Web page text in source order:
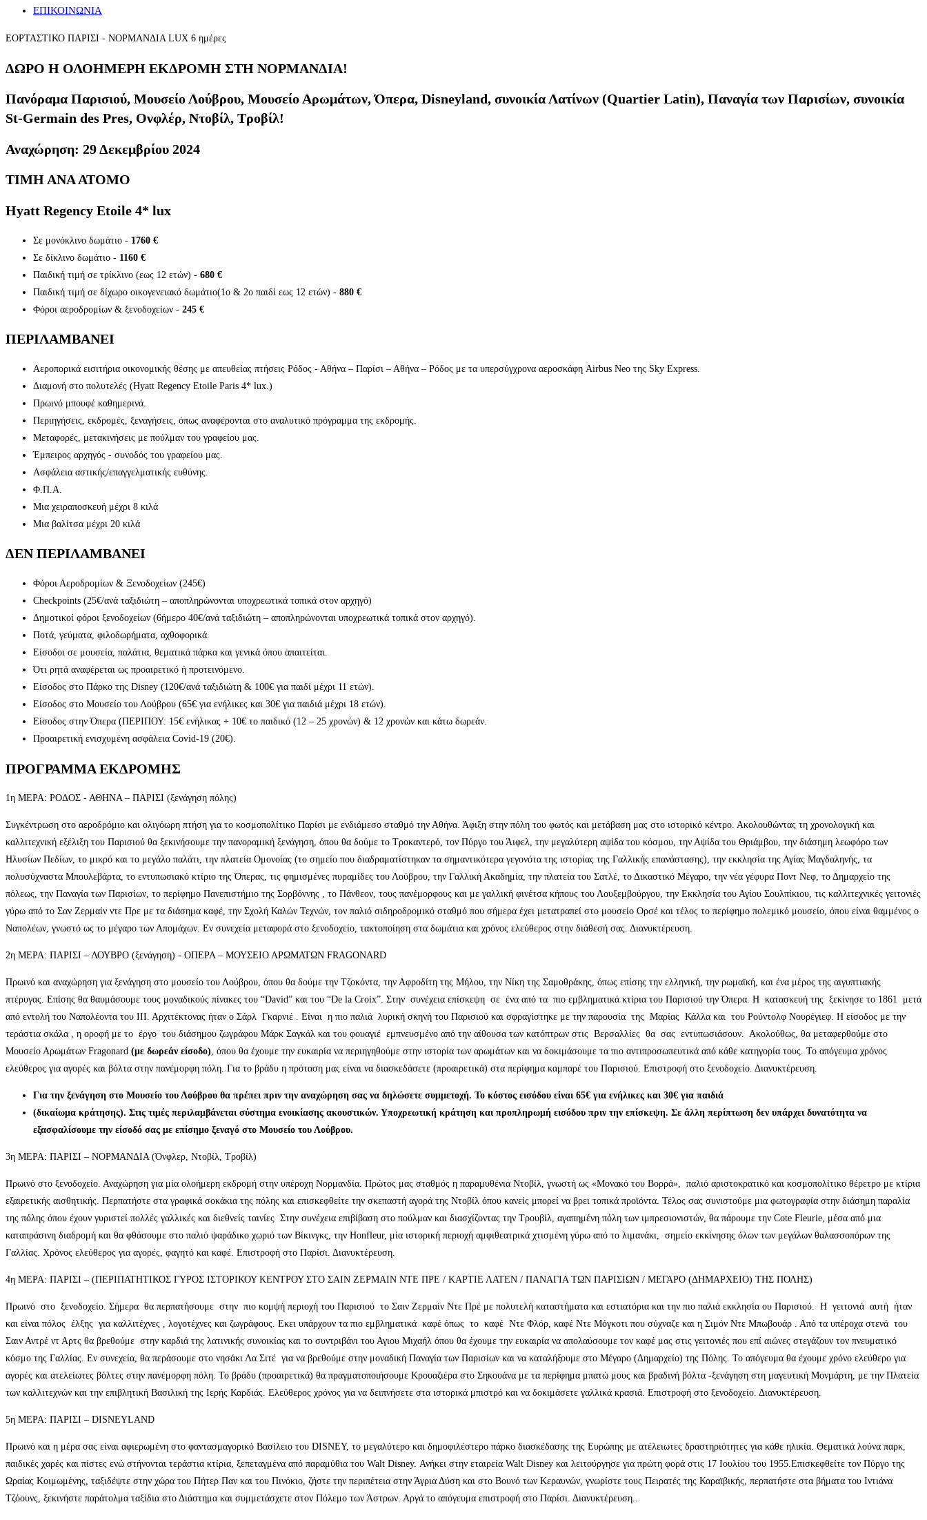
ΕΠΙΚΟΙΝΩΝΙΑ
ΕΟΡΤΑΣΤΙΚΟ ΠΑΡΙΣΙ - ΝΟΡΜΑΝΔΙΑ LUX 6 ημέρες
ΔΩΡΟ Η ΟΛΟΗΜΕΡΗ ΕΚΔΡΟΜΗ ΣΤΗ ΝΟΡΜΑΝΔΙΑ!
Πανόραμα Παρισιού, Mουσείο Λούβρου, Μουσείο Αρωμάτων, Όπερα, Disneyland, συνοικία Λατίνων (Quartier Latin), Παναγία των Παρισίων, συνοικία
St-Germain des Pres, Ονφλέρ, Ντοβίλ, Tροβίλ!
Αναχώρηση: 29 Δεκεμβρίου 2024
ΤΙΜΗ ΑΝΑ ΑΤΟΜΟ
Hyatt Regency Etoile 4* lux
Σε μονόκλινο δωμάτιο - 1760 €
Σε δίκλινο δωμάτιο - 1160 €
Παιδική τιμή σε τρίκλινο (εως 12 ετών) - 680 €
Παιδική τιμή σε δίχωρο οικογενειακό δωμάτιο(1ο & 2ο παιδί εως 12 ετών) - 880 €
Φόροι αεροδρομίων & ξενοδοχείων - 245 €
ΠΕΡΙΛΑΜΒΑΝΕΙ
Αεροπορικά εισιτήρια οικονομικής θέσης με απευθείας πτήσεις Ρόδος - Αθήνα – Παρίσι – Αθήνα – Ρόδος με τα υπερσύγχρονα αεροσκάφη Airbus Neo της Sky Express.
Διαμονή στο πολυτελές (Hyatt Regency Etoile Paris 4* lux.)
Πρωινό μπουφέ καθημερινά.
Περιηγήσεις, εκδρομές, ξεναγήσεις, όπως αναφέρονται στο αναλυτικό πρόγραμμα της εκδρομής.
Μεταφορές, μετακινήσεις με πούλμαν του γραφείου μας.
Έμπειρος αρχηγός - συνοδός του γραφείου μας.
Ασφάλεια αστικής/επαγγελματικής ευθύνης.
Φ.Π.Α.
Μια χειραποσκευή μέχρι 8 κιλά
Μια βαλίτσα μέχρι 20 κιλά
ΔΕΝ ΠΕΡΙΛΑΜΒΑΝΕΙ
Φόροι Αεροδρομίων & Ξενοδοχείων (245€)
Checkpoints (25€/ανά ταξιδιώτη – αποπληρώνονται υποχρεωτικά τοπικά στον αρχηγό)
Δημοτικοί φόροι ξενοδοχείων (6ήμερο 40€/ανά ταξιδιώτη – αποπληρώνονται υποχρεωτικά τοπικά στον αρχηγό).
Ποτά, γεύματα, φιλοδωρήματα, αχθοφορικά.
Είσοδοι σε μουσεία, παλάτια, θεματικά πάρκα και γενικά όπου απαιτείται.
Ότι ρητά αναφέρεται ως προαιρετικό ή προτεινόμενο.
Είσοδος στο Πάρκο της Disney (120€/ανά ταξιδιώτη & 100€ για παιδί μέχρι 11 ετών).
Είσοδος στο Μουσείο του Λούβρου (65€ για ενήλικες και 30€ για παιδιά μέχρι 18 ετών).
Είσοδος στην Όπερα (ΠΕΡΙΠΟΥ: 15€ ενήλικας + 10€ το παιδικό (12 – 25 χρονών) & 12 χρονών και κάτω δωρεάν.
Προαιρετική ενισχυμένη ασφάλεια Covid-19 (20€).
ΠΡΟΓΡΑΜΜΑ ΕΚΔΡΟΜΗΣ
1η ΜΕΡΑ: ΡΟΔΟΣ - ΑΘΗΝΑ – ΠΑΡΙΣΙ (ξενάγηση πόλης)
Συγκέντρωση στο αεροδρόμιο και ολιγόωρη πτήση για το κοσμοπολίτικο Παρίσι με ενδιάμεσο σταθμό την Αθήνα. Άφιξη στην πόλη του φωτός και μετάβαση μας στο ιστορικό κέντρο. Ακολουθώντας τη χρονολογική και
καλλιτεχνική εξέλιξη του Παρισιού θα ξεκινήσουμε την πανοραμική ξενάγηση, όπου θα δούμε το Τροκαντερό, τον Πύργο του Άιφελ, την μεγαλύτερη αψίδα του κόσμου, την Αψίδα του Θριάμβου, την διάσημη λεωφόρο των
Ηλυσίων Πεδίων, το μικρό και το μεγάλο παλάτι, την πλατεία Ομονοίας (το σημείο που διαδραματίστηκαν τα σημαντικότερα γεγονότα της ιστορίας της Γαλλικής επανάστασης), την εκκλησία της Αγίας Μαγδαληνής, τα
πολυσύχναστα Μπουλεβάρτα, το εντυπωσιακό κτίριο της Όπερας, τις φημισμένες πυραμίδες του Λούβρου, την Γαλλική Ακαδημία, την πλατεία του Σατλέ, το Δικαστικό Μέγαρο, την νέα γέφυρα Ποντ Νεφ, το Δημαρχείο της
πόλεως, την Παναγία των Παρισίων, το περίφημο Πανεπιστήμιο της Σορβόννης , το Πάνθεον, τους πανέμορφους και με γαλλική φινέτσα κήπους του Λουξεμβούργου, την Εκκλησία του Αγίου Σουλπίκιου, τις καλλιτεχνικές γειτονιές
γύρω από το Σαν Ζερμαίν ντε Πρε με τα διάσημα καφέ, την Σχολή Καλών Τεχνών, τον παλιό σιδηροδρομικό σταθμό που σήμερα έχει μετατραπεί στο μουσείο Ορσέ και τέλος το περίφημο πολεμικό μουσείο, όπου είναι θαμμένος ο
Ναπολέων, γνωστό ως το μέγαρο των Απομάχων. Εν συνεχεία μεταφορά στο ξενοδοχείο, τακτοποίηση στα δωμάτια και χρόνος ελεύθερος στην διάθεσή σας. Διανυκτέρευση.
2η ΜΕΡΑ: ΠΑΡΙΣΙ – ΛΟΥΒΡΟ (ξενάγηση) - ΟΠΕΡΑ – ΜΟΥΣΕΙΟ ΑΡΩΜΑΤΩΝ FRAGONARD
Πρωινό και αναχώρηση για ξενάγηση στο μουσείο του Λούβρου, όπου θα δούμε την Τζοκόντα, την Αφροδίτη της Μήλου, την Νίκη της Σαμοθράκης, όπως επίσης την ελληνική, την ρωμαϊκή, και ένα μέρος της αιγυπτιακής
πτέρυγας. Επίσης θα θαυμάσουμε τους μοναδικούς πίνακες του “David” και του “De la Croix”. Στην συνέχεια επίσκεψη σε ένα από τα πιο εμβληματικά κτίρια του Παρισιού την Όπερα. Η κατασκευή της ξεκίνησε το 1861 μετά
από εντολή του Ναπολέοντα του ΙΙΙ. Αρχιτέκτονας ήταν ο Σάρλ Γκαρνιέ . Είναι η πιο παλιά λυρική σκηνή του Παρισιού και σφραγίστηκε με την παρουσία της Μαρίας Κάλλα και του Ρούντολφ Νουρέγιεφ. Η είσοδος με την
τεράστια σκάλα , η οροφή με το έργο του διάσημου ζωγράφου Μάρκ Σαγκάλ και του φουαγιέ εμπνευσμένο από την αίθουσα των κατόπτρων στις Βερσαλλίες θα σας εντυπωσιάσουν. Ακολούθως, θα μεταφερθούμε στο
Μουσείο Αρωμάτων Fragonard (με δωρεάν είσοδο), όπου θα έχουμε την ευκαιρία να περιηγηθούμε στην ιστορία των αρωμάτων και να δοκιμάσουμε τα πιο αντιπροσωπευτικά από κάθε κατηγορία τους. Το απόγευμα χρόνος
ελεύθερος για αγορές και βόλτα στην πανέμορφη πόλη. Για το βράδυ η πρόταση μας είναι να διασκεδάσετε (προαιρετικά) στα περίφημα καμπαρέ του Παρισιού. Επιστροφή στο ξενοδοχείο. Διανυκτέρευση.
Για την ξενάγηση στο Μουσείο του Λούβρου θα πρέπει πριν την αναχώρηση σας να δηλώσετε συμμετοχή. Το κόστος εισόδου είναι 65€ για ενήλικες και 30€ για παιδιά
(δικαίωμα κράτησης). Στις τιμές περιλαμβάνεται σύστημα ενοικίασης ακουστικών. Υποχρεωτική κράτηση και προπληρωμή εισόδου πριν την επίσκεψη. Σε άλλη περίπτωση δεν υπάρχει δυνατότητα να
εξασφαλίσουμε την είσοδό σας με επίσημο ξεναγό στο Μουσείο του Λούβρου.
3η ΜΕΡΑ: ΠΑΡΙΣΙ – ΝΟΡΜΑΝΔΙΑ (Όνφλερ, Ντοβίλ, Tροβίλ)
Πρωινό στο ξενοδοχείο. Αναχώρηση για μία ολοήμερη εκδρομή στην υπέροχη Νορμανδία. Πρώτος μας σταθμός η παραμυθένια Ντoβίλ, γνωστή ως «Μονακό του Βορρά», παλιό αριστοκρατικό και κοσμοπολίτικο θέρετρο με κτίρια
εξαιρετικής αισθητικής. Περπατήστε στα γραφικά σοκάκια της πόλης και επισκεφθείτε την σκεπαστή αγορά της Ντοβίλ όπου κανείς μπορεί να βρει τοπικά προϊόντα. Τέλος σας συνιστούμε μια φωτογραφία στην διάσημη παραλία
της πόλης όπου έχουν γυριστεί πολλές γαλλικές και διεθνείς ταινίες Στην συνέχεια επιβίβαση στο πούλμαν και διασχίζοντας την Τρουβίλ, αγαπημένη πόλη των ιμπρεσιονιστών, θα πάρουμε την Cote Fleurie, μέσα από μια
καταπράσινη διαδρομή και θα φθάσουμε στο παλιό ψαράδικο χωριό των Βίκινγκς, την Honfleur, μία ιστορική περιοχή αμφιθεατρικά χτισμένη γύρω από το λιμανάκι, σημείο εκκίνησης όλων των μεγάλων θαλασσοπόρων της
Γαλλίας. Χρόνος ελεύθερος για αγορές, φαγητό και καφέ. Επιστροφή στο Παρίσι. Διανυκτέρευση.
4η ΜΕΡΑ: ΠΑΡΙΣΙ – (ΠΕΡΙΠΑΤΗΤΙΚΟΣ ΓΥΡΟΣ ΙΣΤΟΡΙΚΟΥ ΚΕΝΤΡΟΥ ΣΤΟ ΣΑΙΝ ΖΕΡΜΑΙΝ ΝΤΕ ΠΡΕ / ΚΑΡΤΙΕ ΛΑΤΕΝ / ΠΑΝΑΓΙΑ ΤΩΝ ΠΑΡΙΣΙΩΝ / ΜΕΓΑΡΟ (ΔΗΜΑΡΧΕΙΟ) ΤΗΣ ΠΟΛΗΣ)
Πρωινό στο ξενοδοχείο. Σήμερα θα περπατήσουμε στην πιο κομψή περιοχή του Παρισιού το Σαιν Ζερμαίν Ντε Πρέ με πολυτελή καταστήματα και εστιατόρια και την πιο παλιά εκκλησία ου Παρισιού. Η γειτονιά αυτή ήταν
και είναι πόλος έλξης για καλλιτέχνες , λογοτέχνες και ζωγράφους. Εκει υπάρχουν τα πιο εμβληματικά καφέ όπως το καφέ Ντε Φλόρ, καφέ Ντε Μόγκοτι που σύχναζε και η Σιμόν Ντε Μπωβουάρ . Από τα υπέροχα στενά του
Σαιν Αντρέ ντ Αρτς θα βρεθούμε στην καρδιά της λατινικής συνοικίας και το συντριβάνι του Αγιου Μιχαήλ όπου θα έχουμε την ευκαιρία να απολαύσουμε τον καφέ μας στις γειτονιές που επί αιώνες στεγάζουν τον πνευματικό
κόσμο της Γαλλίας. Εν συνεχεία, θα περάσουμε στο νησάκι Λα Σιτέ για να βρεθούμε στην μοναδική Παναγία των Παρισίων και να καταλήξουμε στο Μέγαρο (Δημαρχείο) της Πόλης. Το απόγευμα θα έχουμε χρόνο ελεύθερο για
αγορές και ατελείωτες βόλτες στην πανέμορφη πόλη. Το βράδυ (προαιρετικά) θα πραγματοποιήσουμε Κρουαζιέρα στο Σηκουάνα με τα περίφημα μπατώ μους και βραδινή βόλτα -ξενάγηση στη μαγευτική Μονμάρτη, με την Πλατεία
των καλλιτεχνών και την επιβλητική Βασιλική της Ιερής Καρδιάς. Ελεύθερος χρόνος για να δειπνήσετε στα ιστορικά μπιστρό και να δοκιμάσετε γαλλικά κρασιά. Επιστροφή στο ξενοδοχείο. Διανυκτέρευση.
5η ΜΕΡΑ: ΠΑΡΙΣΙ – DISNEYLAND
Πρωινό και η μέρα σας είναι αφιερωμένη στο φαντασμαγορικό Βασίλειο του DISNEY, το μεγαλύτερο και δημοφιλέστερο πάρκο διασκέδασης της Ευρώπης με ατέλειωτες δραστηριότητες για κάθε ηλικία. Θεματικά λούνα παρκ,
παιδικές χαρές και πίστες ενώ στήνονται τεράστια κτίρια, ξεπεταγμένα από παραμύθια του Walt Disney. Ανήκει στην εταιρεία Walt Disney και λειτούργησε για πρώτη φορά στις 17 Ιουλίου του 1955.Επισκεφθείτε τον Πύργο της
Ωραίας Κοιμωμένης, ταξιδέψτε στην χώρα του Πήτερ Παν και του Πινόκιο, ζήστε την περιπέτεια στην Άγρια Δύση και στο Βουνό των Κεραυνών, γνωρίστε τους Πειρατές της Καραϊβικής, περπατήστε στα βήματα του Ιντιάνα
Τζόουνς, ξεκινήστε παράτολμα ταξίδια στο Διάστημα και συμμετάσχετε στον Πόλεμο των Άστρων. Αργά το απόγευμα επιστροφή στο Παρίσι. Διανυκτέρευση..